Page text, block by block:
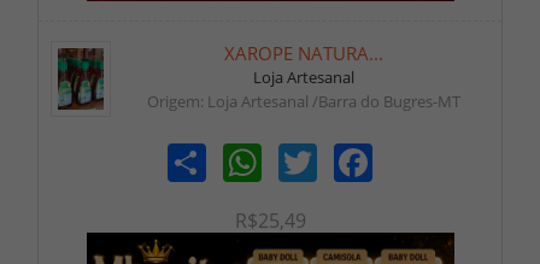
XAROPE NATURA...
Loja Artesanal
Origem: Loja Artesanal /Barra do Bugres-MT
Share WhatsAppTwitter Facebook
R$25,49